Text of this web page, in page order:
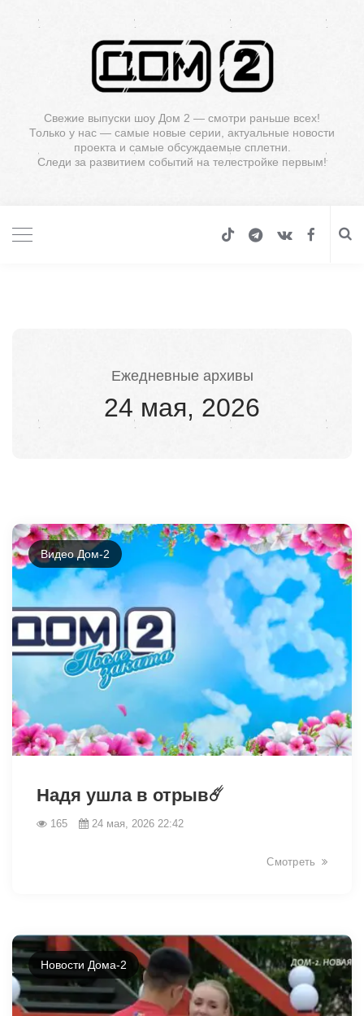
Свежие выпуски шоу Дом 2 — смотри раньше всех!
Только у нас — самые новые серии, актуальные новости
проекта и самые обсуждаемые сплетни.
Следи за развитием событий на телестройке первым!
Ежедневные архивы
24 мая, 2026
Видео Дом-2
Надя ушла в отрыв☄️
165 24 мая, 2026 22:42
Смотреть
Новости Дома-2